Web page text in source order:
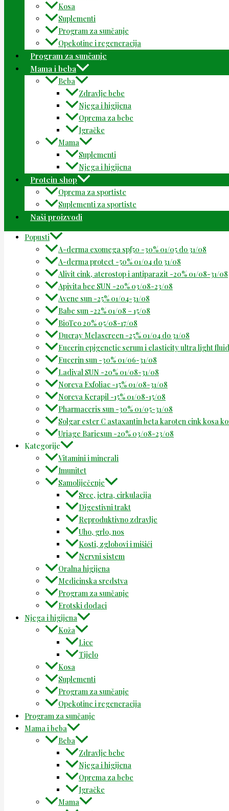
Kosa
Suplementi
Program za sunčanje
Opekotine i regeneracija
Program za sunčanje
Mama i beba
Beba
Zdravlje bebe
Njega i higijena
Oprema za bebe
Igračke
Mama
Suplementi
Njega i higijena
Protein shop
Oprema za sportiste
Suplementi za sportiste
Naši proizvodi
Popusti
A-derma exomega spf50 -30% 01/05 do 31/08
A-derma protect -50% 01/04 do 31/08
Alivit cink, aterostop i antiparazit -20% 01/08-31/08
Apivita bee SUN -20% 03/08-23/08
Avene sun -25% 01/04-31/08
Babe sun -22% 01/08 – 15/08
BioTeo 20% 05/08-17/08
Ducray Melascreen -25% 01/04 do 31/08
Eucerin epigenetic serum i elasticity ultra light
Eucerin sun -30% 01/06-31/08
Ladival SUN -20% 01/08-31/08
Noreva Exfoliac -15% 01/08-31/08
Noreva Kerapil -15% 01/08-15/08
Pharmaceris sun -30% 01/05-31/08
Solgar ester C astaxantin beta karoten cink kosa
Uriage Bariesun -20% 03/08-23/08
Kategorije
Vitamini i minerali
Imunitet
Samoliječenje
Srce, jetra, cirkulacija
Digestivni trakt
Reproduktivno zdravlje
Uho, grlo, nos
Kosti, zglobovi i mišići
Nervni sistem
Oralna higijena
Medicinska sredstva
Program za sunčanje
Erotski dodaci
Njega i higijena
Koža
Lice
Tijelo
Kosa
Suplementi
Program za sunčanje
Opekotine i regeneracija
Program za sunčanje
Mama i beba
Beba
Zdravlje bebe
Njega i higijena
Oprema za bebe
Igračke
Mama